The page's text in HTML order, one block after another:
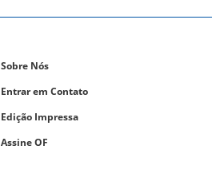
Sobre Nós
Entrar em Contato
Edição Impressa
Assine OF